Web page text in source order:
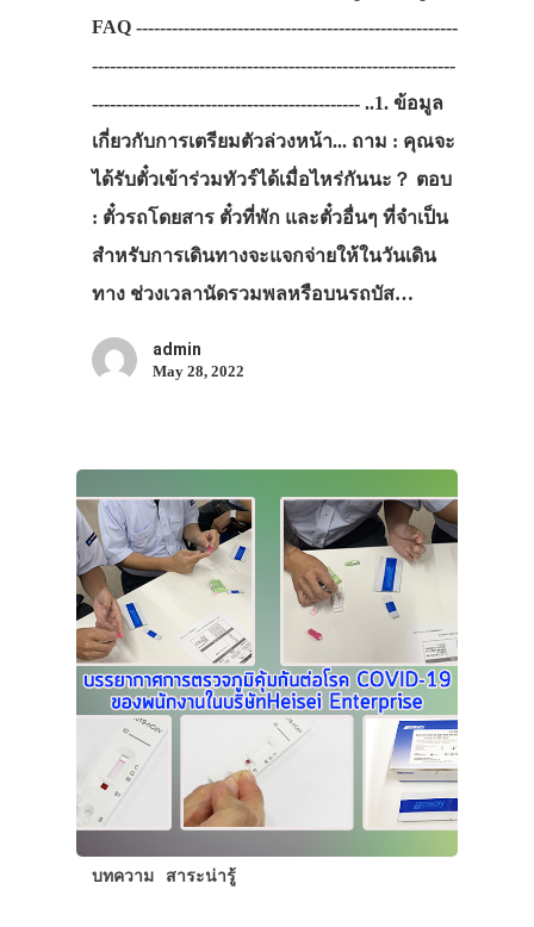
FAQ ------------------------------------------------------
-------------------------------------------------------------
--------------------------------------------- ..1. ข้อมูล
เกี่ยวกับการเตรียมตัวล่วงหน้า... ถาม : คุณจะ
ได้รับตั๋วเข้าร่วมทัวร์ได้เมื่อไหร่กันนะ？ ตอบ
: ตั๋วรถโดยสาร ตั๋วที่พัก และตั๋วอื่นๆ ที่จำเป็น
สำหรับการเดินทางจะแจกจ่ายให้ในวันเดิน
ทาง ช่วงเวลานัดรวมพลหรือบนรถบัส…
admin
May 28, 2022
บทความ สาระน่ารู้